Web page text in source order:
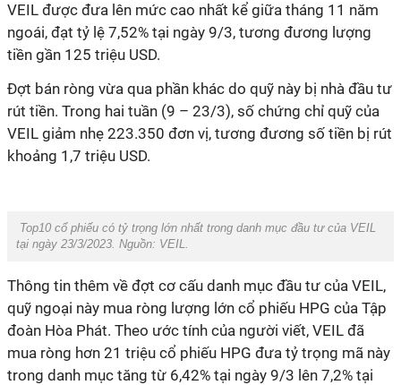
VEIL được đưa lên mức cao nhất kể giữa tháng 11 năm
ngoái, đạt tỷ lệ 7,52% tại ngày 9/3, tương đương lượng
tiền gần 125 triệu USD.
Đợt bán ròng vừa qua phần khác do quỹ này bị nhà đầu tư
rút tiền. Trong hai tuần (9 – 23/3), số chứng chỉ quỹ của
VEIL giảm nhẹ 223.350 đơn vị, tương đương số tiền bị rút
khoảng 1,7 triệu USD.
Top10 cổ phiếu có tỷ trọng lớn nhất trong danh mục đầu tư của VEIL
tại ngày 23/3/2023. Nguồn: VEIL.
Thông tin thêm về đợt cơ cấu danh mục đầu tư của VEIL,
quỹ ngoại này mua ròng lượng lớn cổ phiếu HPG của Tập
đoàn Hòa Phát. Theo ước tính của người viết, VEIL đã
mua ròng hơn 21 triệu cổ phiếu HPG đưa tỷ trọng mã này
trong danh mục tăng từ 6,42% tại ngày 9/3 lên 7,2% tại